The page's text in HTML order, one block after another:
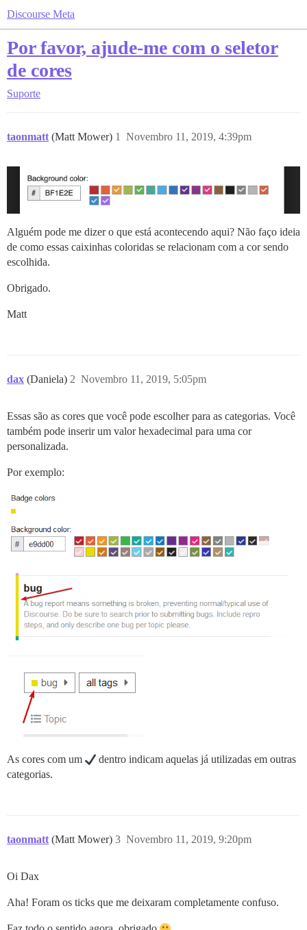
Discourse Meta
Por favor, ajude-me com o seletor
de cores
Suporte
taonmatt (Matt Mower) Novembro 11, 2019, 4:39pm
1
Alguém pode me dizer o que está acontecendo aqui? Não faço ideia
de como essas caixinhas coloridas se relacionam com a cor sendo
escolhida.
Obrigado.
Matt
dax (Daniela) Novembro 11, 2019, 5:05pm
2
Essas são as cores que você pode escolher para as categorias. Você
também pode inserir um valor hexadecimal para uma cor
personalizada.
Por exemplo:
As cores com um
dentro indicam aquelas já utilizadas em outras
categorias.
taonmatt (Matt Mower) Novembro 11, 2019, 9:20pm
3
Oi Dax
Aha! Foram os ticks que me deixaram completamente confuso.